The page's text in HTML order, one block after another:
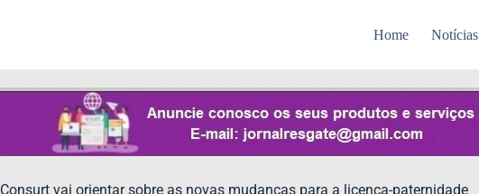
Home Notícias
Consurt vai orientar sobre as novas mudanças para a licença-paternidade